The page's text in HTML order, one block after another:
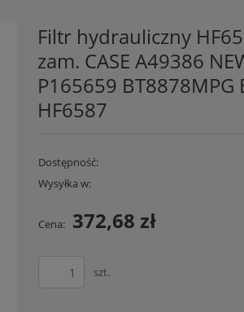
Filtr hydrauliczny
zam. CASE A49386
P165659 BT8878MPG
HF6587
Dostępność:
Wysyłka w:
Cena: 372,68 zł
szt.